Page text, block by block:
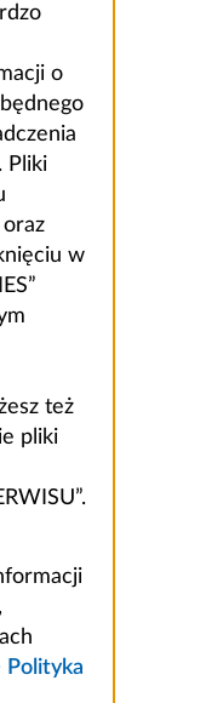
o
Pliki
oraz
w
też
pliki
Polityka